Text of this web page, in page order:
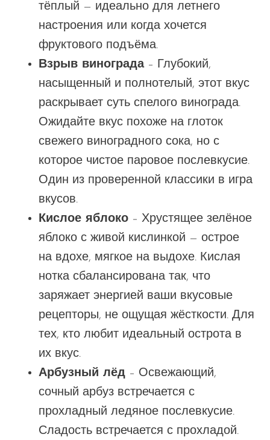
тёплый — идеально для летнего
настроения или когда хочется
фруктового подъёма.
Взрыв винограда– Глубокий,
насыщенный и полнотелый, этот вкус
раскрывает суть спелого винограда.
Ожидайте вкус похоже на глоток
свежего виноградного сока, но с
которое чистое паровое послевкусие.
Один из проверенной классики в игра
вкусов.
Кислое яблоко – Хрустящее зелёное
яблоко с живой кислинкой — острое
на вдохе, мягкое на выдохе. Кислая
нотка сбалансирована так, что
заряжает энергией ваши вкусовые
рецепторы, не ощущая жёсткости. Для
тех, кто любит идеальный острота в
их вкус.
Арбузный лёд – Освежающий,
сочный арбуз встречается с
прохладный ледяное послевкусие.
Сладость встречается с прохладой.